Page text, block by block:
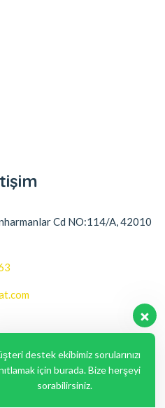
Cd NO:114/A, 42010
Seçenekleri
destek ekibimiz sorularınızı
için burada. Bize herşeyi
sorabilirsiniz.